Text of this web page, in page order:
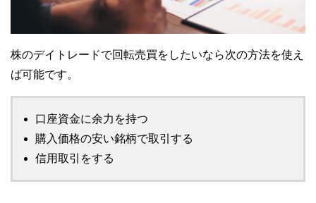
株のデイトレードで回転売買をしたいなら次の方法を使え
ば可能です。
口座資金に余力を持つ
購入価格の安い銘柄で取引する
信用取引をする